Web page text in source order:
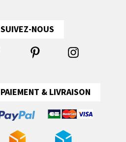
SUIVEZ-NOUS
PAIEMENT & LIVRAISON